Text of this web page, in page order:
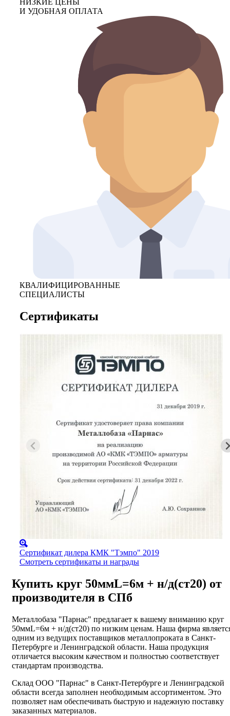
НИЗКИЕ ЦЕНЫ
И УДОБНАЯ ОПЛАТА
КВАЛИФИЦИРОВАННЫЕ
СПЕЦИАЛИСТЫ
Сертификаты
Сертификат дилера КМК "Тэмпо" 2019
Смотреть сертификаты и награды
Купить круг 50ммL=6м + н/д(ст20) от
производителя в СПб
Металлобаза "Парнас" предлагает к вашему вниманию круг
50ммL=6м + н/д(ст20) по низким ценам. Наша фирма
одним из ведущих поставщиков металлопроката в Санкт-
Петербурге и Ленинградской области. Наша продукция
отличается высоким качеством и полностью соответствует
стандартам производства.
Склад ООО "Парнас" в Санкт-Петербурге и Ленинградской
области всегда заполнен необходимым ассортиментом. Это
позволяет нам обеспечивать быструю и надежную поставку
заказанных материалов.